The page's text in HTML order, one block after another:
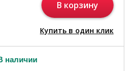
В корзину
Купить в один клик
наличии